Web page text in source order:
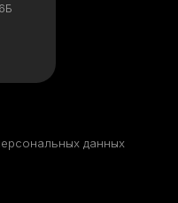
данных